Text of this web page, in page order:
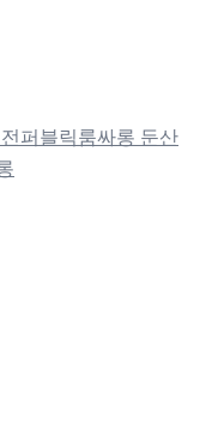
퍼블릭룸싸롱 둔산